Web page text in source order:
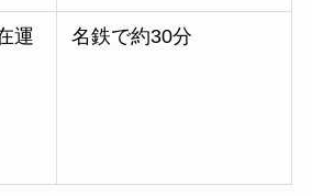
運
名鉄で約30分